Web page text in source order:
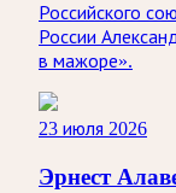
Российского
России
в мажоре».
23 июля 2026
Эрнест